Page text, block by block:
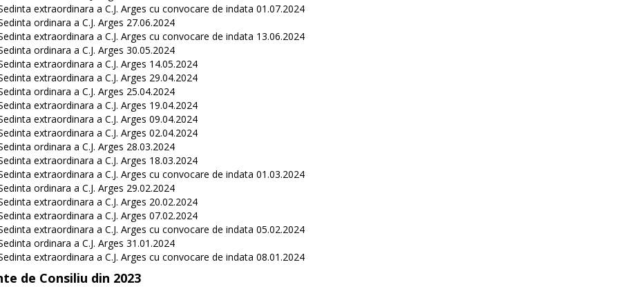
extraordinara a C.J. Arges cu convocare de indata 01.07.2024
ordinara a C.J. Arges 27.06.2024
extraordinara a C.J. Arges cu convocare de indata 13.06.2024
ordinara a C.J. Arges 30.05.2024
extraordinara a C.J. Arges 14.05.2024
extraordinara a C.J. Arges 29.04.2024
ordinara a C.J. Arges 25.04.2024
extraordinara a C.J. Arges 19.04.2024
extraordinara a C.J. Arges 09.04.2024
extraordinara a C.J. Arges 02.04.2024
ordinara a C.J. Arges 28.03.2024
extraordinara a C.J. Arges 18.03.2024
extraordinara a C.J. Arges cu convocare de indata 01.03.2024
ordinara a C.J. Arges 29.02.2024
extraordinara a C.J. Arges 20.02.2024
extraordinara a C.J. Arges 07.02.2024
extraordinara a C.J. Arges cu convocare de indata 05.02.2024
ordinara a C.J. Arges 31.01.2024
extraordinara a C.J. Arges cu convocare de indata 08.01.2024
de Consiliu din 2023